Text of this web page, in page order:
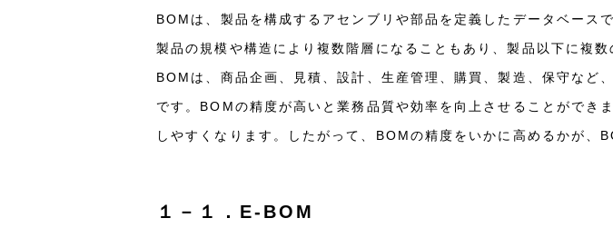
BOMは、製品を構成するアセンブリや部品を定義したデータベースで
製品の規模や構造により複数階層になることもあり、製品以下に複
BOMは、商品企画、見積、設計、生産管理、購買、製造、保守など
です。BOMの精度が高いと業務品質や効率を向上させることができ
しやすくなります。したがって、BOMの精度をいかに高めるかが、
１－１．E-BOM